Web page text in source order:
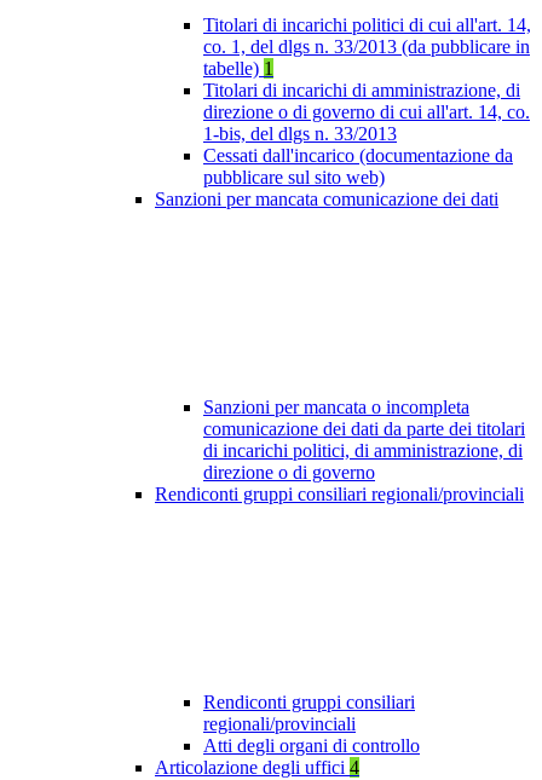
Titolari di incarichi politici di cui all'art. 14,
co. 1, del dlgs n. 33/2013 (da pubblicare in
tabelle) 1
Titolari di incarichi di amministrazione, di
direzione o di governo di cui all'art. 14, co.
1-bis, del dlgs n. 33/2013
Cessati dall'incarico (documentazione da
pubblicare sul sito web)
Sanzioni per mancata comunicazione dei dati
Sanzioni per mancata o incompleta
comunicazione dei dati da parte dei titolari
di incarichi politici, di amministrazione, di
direzione o di governo
Rendiconti gruppi consiliari regionali/provinciali
Rendiconti gruppi consiliari
regionali/provinciali
Atti degli organi di controllo
Articolazione degli uffici 4